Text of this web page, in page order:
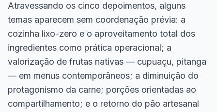
Atravessando os cinco depoimentos, alguns
temas aparecem sem coordenação prévia: a
cozinha lixo-zero e o aproveitamento total dos
ingredientes como prática operacional; a
valorização de frutas nativas — cupuaçu, pitanga
— em menus contemporâneos; a diminuição do
protagonismo da carne; porções orientadas ao
compartilhamento; e o retorno do pão artesanal